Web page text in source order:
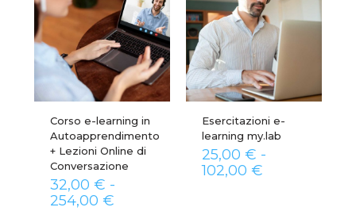
Corso e-learning in
Autoapprendimento
+ Lezioni Online di
Conversazione
32,00 € -
254,00 €
Esercitazioni e-
learning my.lab
25,00 € -
102,00 €